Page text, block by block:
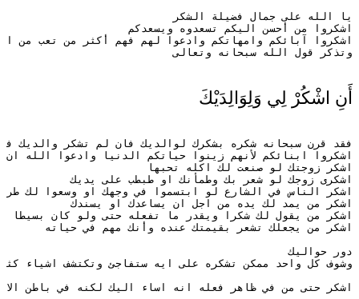
يا الله على جمال فضيلة الشكر
اشكروا من أحسن اليكم تسعدوه ويسعدكم
اشكروا آبائكم وامهاتكم وادعوا لهم فهم أكثر من تعب من
وتذكر قول الله سبحانه وتعالى
أَنِ اشْكُرْ لِي وَلِوَالِدَيْكَ
فقد قرن سبحانه شكره بشكرك لوالديك فان لم تشكر والديك
اشكروا ابنائكم لأنهم زينوا حياتكم الدنيا وادعوا الله
اشكر زوجتك لو صنعت لك اكله تحبها
اشكرى زوجك لو شعر بك وطمأنك او طبطب على يديك
اشكر الناس في الشارع لو ابتسموا في وجهك او وسعوا لك
اشكر من يمد لك يده من اجل ان يساعدك او يسندك
اشكر من يقول لك شكرا ويقدر ما تفعله حتى ولو كان بسيطا
اشكر من يجعلك تشعر بقيمتك عنده وأنك مهم في حياته
دور حواليك
وشوف كل واحد ممكن تشكره على ايه ستفاجئ وتكتشف اشياء
اشكر حتى من في ظاهر فعله انه اساء اليك لكنه في باطن